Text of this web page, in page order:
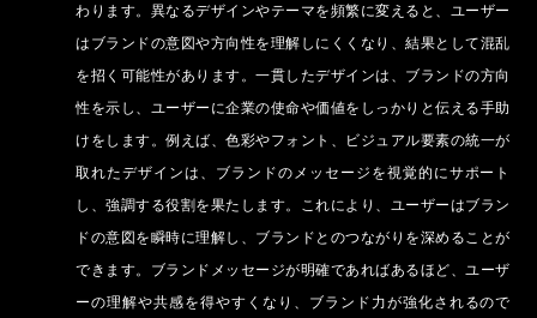
わります。異なるデザインやテーマを頻繁に変えると、ユーザー
はブランドの意図や方向性を理解しにくくなり、結果として混乱
を招く可能性があります。一貫したデザインは、ブランドの方向
性を示し、ユーザーに企業の使命や価値をしっかりと伝える手助
けをします。例えば、色彩やフォント、ビジュアル要素の統一が
取れたデザインは、ブランドのメッセージを視覚的にサポート
し、強調する役割を果たします。これにより、ユーザーはブラン
ドの意図を瞬時に理解し、ブランドとのつながりを深めることが
できます。ブランドメッセージが明確であればあるほど、ユーザ
ーの理解や共感を得やすくなり、ブランド力が強化されるので